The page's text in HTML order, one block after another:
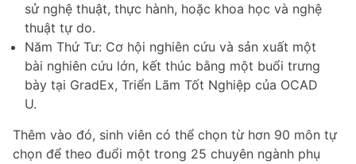
sử nghệ thuật, thực hành, hoặc khoa học và nghệ
thuật tự do.
Năm Thứ Tư: Cơ hội nghiên cứu và sản xuất một
bài nghiên cứu lớn, kết thúc bằng một buổi trưng
bày tại GradEx, Triển Lãm Tốt Nghiệp của OCAD
U.
Thêm vào đó, sinh viên có thể chọn từ hơn 90 môn tự
chọn để theo đuổi một trong 25 chuyên ngành phụ